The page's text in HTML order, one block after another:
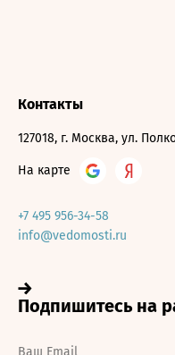
Контакты
127018, г. Москва, ул.
На карте
+7 495 956-34-58
info@vedomosti.ru